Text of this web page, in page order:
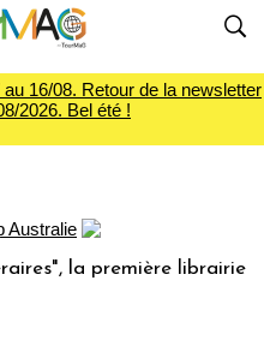
16/08. Retour de la newsletter
2026. Bel été !
première librairie du